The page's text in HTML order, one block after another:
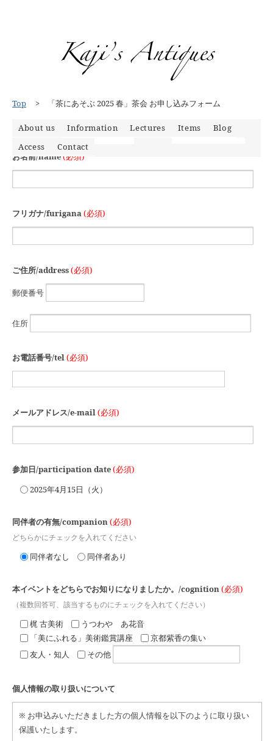
About us Information
News
Event
Media
Lectures Items
Blog
Access
Contact
Top 「茶にあそぶ 2025 春」茶会 お申し込みフォーム
「茶にあそぶ 2025 春」茶会 お申し込みフォーム
お名前/name(必須)
フリガナ/furigana(必須)
ご住所/address(必須)
郵便番号
住所
お電話番号/tel(必須)
メールアドレス/e-mail(必須)
参加日/participation date(必須)
2025年4月15日（火）
同伴者の有無/companion(必須)
どちらかにチェックを入れてください
同伴者なし 同伴者あり
本イベントをどちらでお知りになりましたか。/cognition(必須)
（複数回答可、該当するものにチェックを入れてください）
梶 古美術
うつわや あ花音
「美にふれる」美術鑑賞講座
京都紫香の集い
友人・知人
その他
個人情報の取り扱いについて
※ お申込みいただきました方の個人情報を以下のように取り扱い
保護いたします。